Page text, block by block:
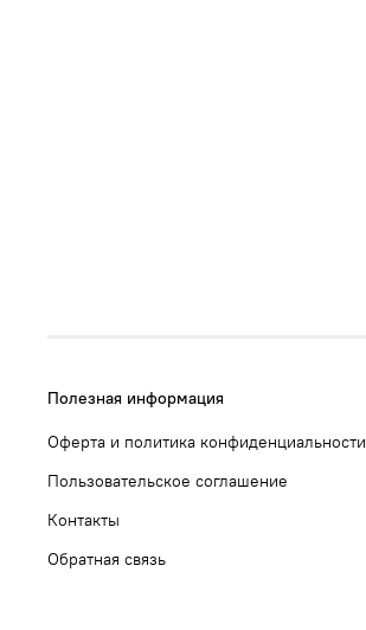
Полезная информация
Оферта и политика конфиденциальности
Пользовательское соглашение
Контакты
Обратная связь